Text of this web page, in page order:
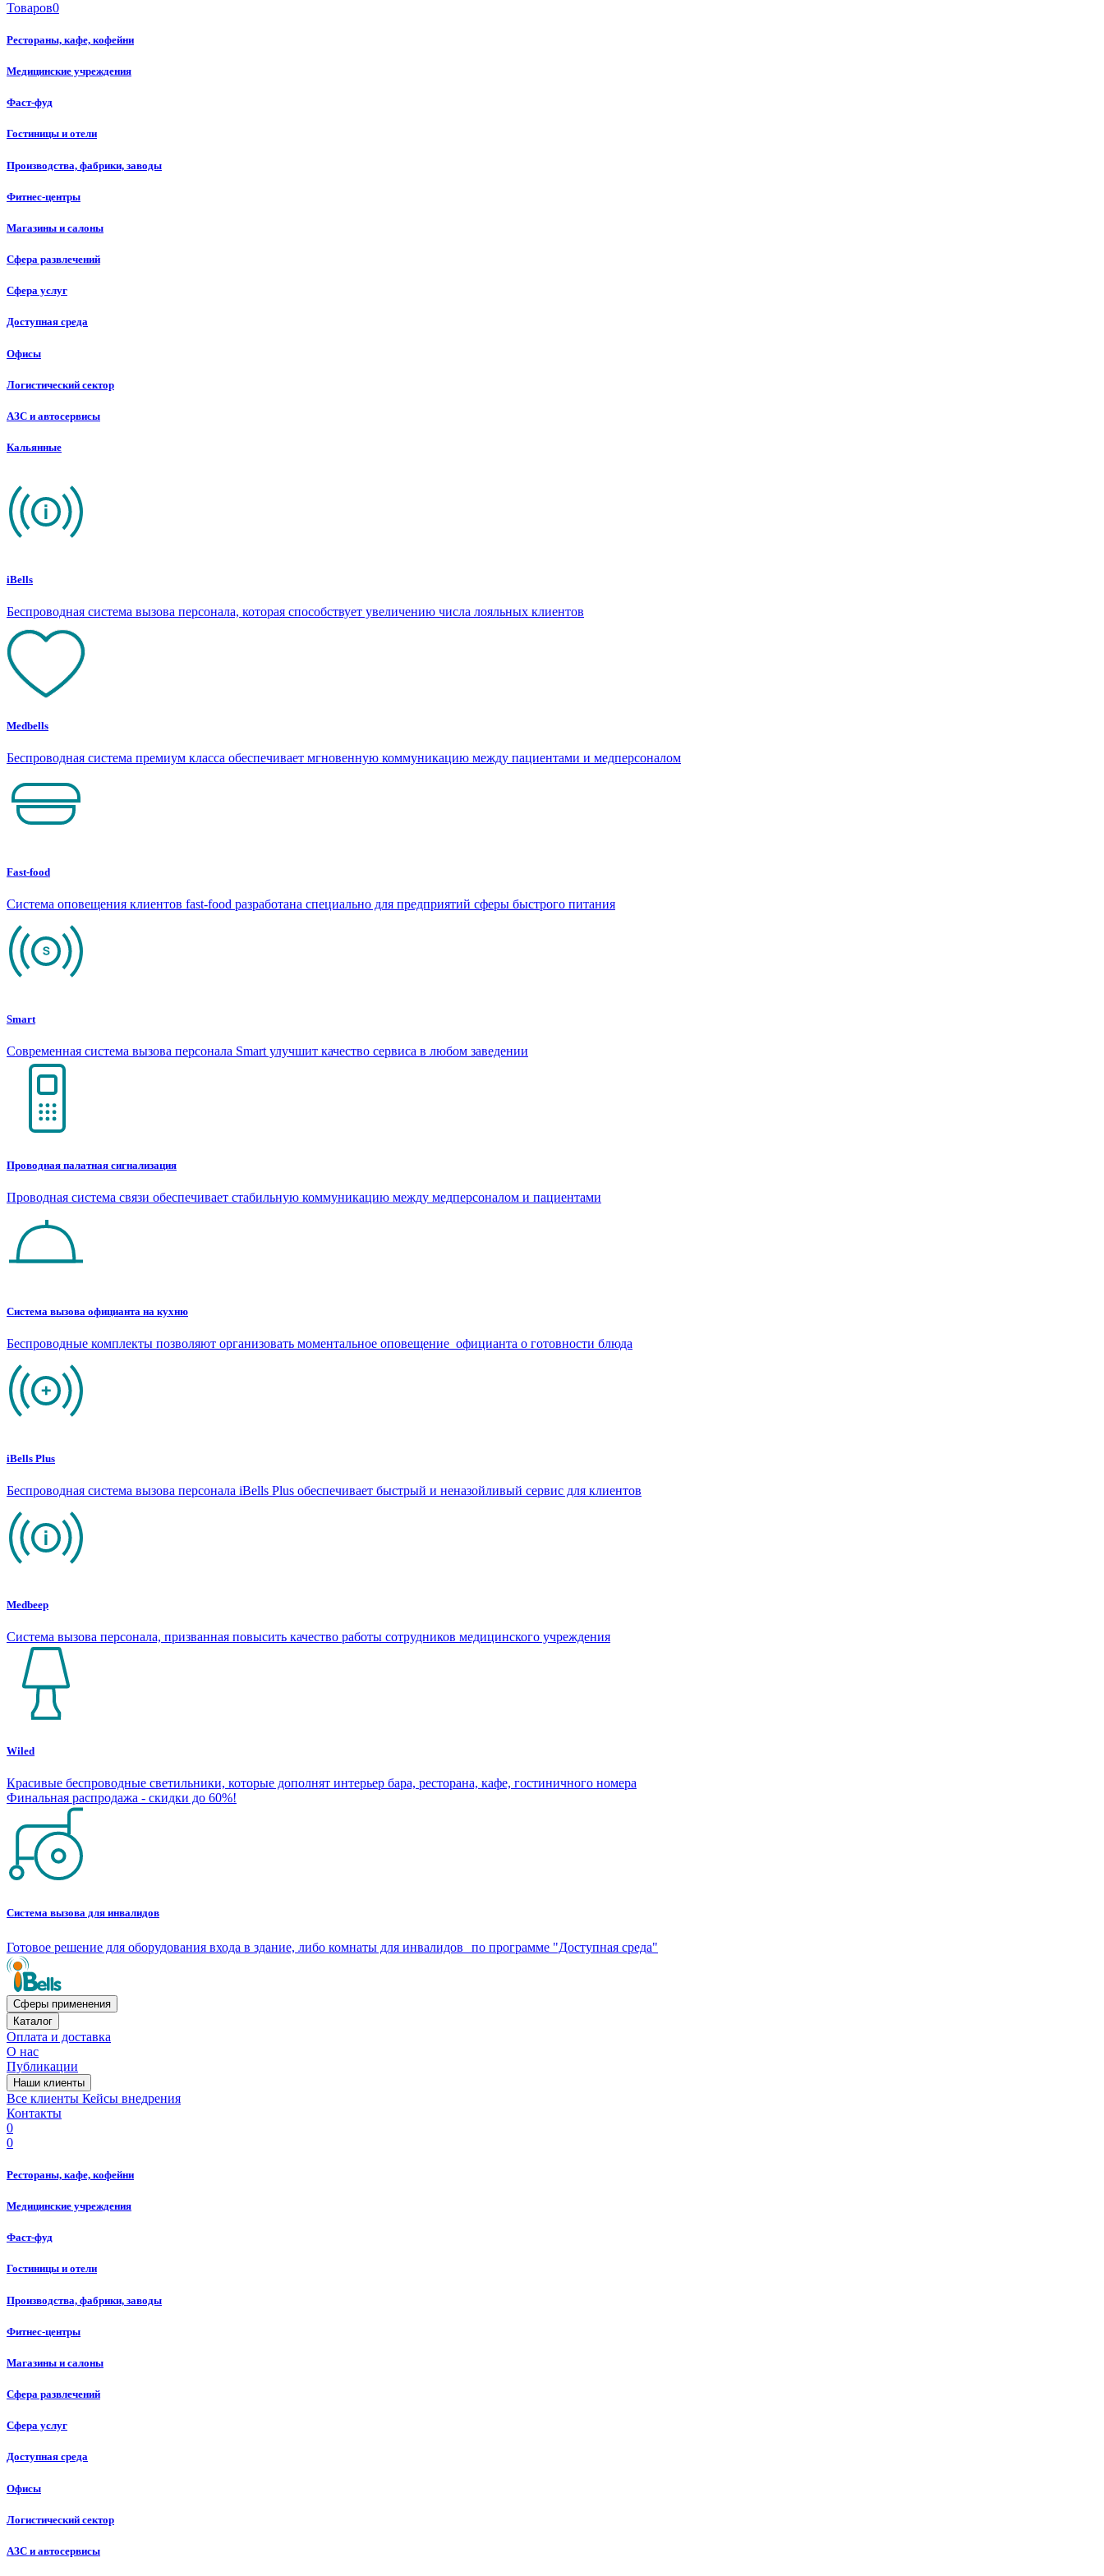
Товаров0
Рестораны, кафе, кофейни
Медицинские учреждения
Фаст-фуд
Гостиницы и отели
Производства, фабрики, заводы
Фитнес-центры
Магазины и салоны
Сфера развлечений
Сфера услуг
Доступная среда
Офисы
Логистический сектор
АЗС и автосервисы
Кальянные
iBells
Беспроводная система вызова персонала, которая способствует увеличению числа лояльных клиентов
Medbells
Беспроводная система премиум класса обеспечивает мгновенную коммуникацию между пациентами и медперсоналом
Fast-food
Система оповещения клиентов fast-food разработана специально для предприятий сферы быстрого питания
Smart
Современная система вызова персонала Smart улучшит качество сервиса в любом заведении
Проводная палатная сигнализация
Проводная система связи обеспечивает стабильную коммуникацию между медперсоналом и пациентами
Система вызова официанта на кухню
Беспроводные комплекты позволяют организовать моментальное оповещение официанта о готовности блюда
iBells Plus
Беспроводная система вызова персонала iBells Plus обеспечивает быстрый и неназойливый сервис для клиентов
Medbeep
Система вызова персонала, призванная повысить качество работы сотрудников медицинского учреждения
Wiled
Красивые беспроводные светильники, которые дополнят интерьер бара, ресторана, кафе, гостиничного номера
Финальная распродажа - скидки до 60%!
Система вызова для инвалидов
Готовое решение для оборудования входа в здание, либо комнаты для инвалидов по программе "Доступная среда"
Сферы применения
Каталог
Оплата и доставка
О нас
Публикации
Наши клиенты
Все клиенты Кейсы внедрения
Контакты
0
0
Рестораны, кафе, кофейни
Медицинские учреждения
Фаст-фуд
Гостиницы и отели
Производства, фабрики, заводы
Фитнес-центры
Магазины и салоны
Сфера развлечений
Сфера услуг
Доступная среда
Офисы
Логистический сектор
АЗС и автосервисы